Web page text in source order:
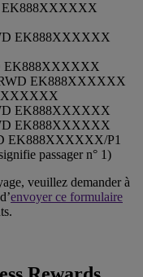
EK888XXXXXX
EK888XXXXXX
EK888XXXXXX
EK888XXXXXX
EK888XXXXXX
EK888XXXXXX
EK888XXXXXX/P1
passager n° 1)
veuillez demander à
envoyer ce formulaire